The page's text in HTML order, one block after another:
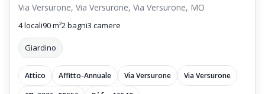
Via Versurone, Via Versurone, Via Versurone, MO
4 locali90 m²2 bagni3 camere
Giardino
Attico Affitto-Annuale Via Versurone Via Versurone